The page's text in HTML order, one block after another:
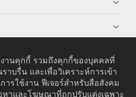
งานคุกกี้ รวมถึงคุกกี้ของบุคคลที่
าบรื่น และเพื่อวิเคราะห์การเข้า
รใช้งาน ฟีเจอร์สำหรับสื่อสังคม
หาและโฆษณาที่ถูกปรับแต่งเฉพาะ